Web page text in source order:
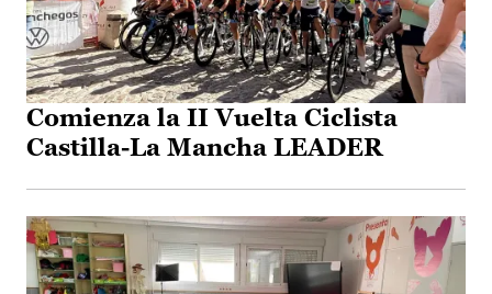
Comienza la II Vuelta Ciclista
Castilla-La Mancha LEADER